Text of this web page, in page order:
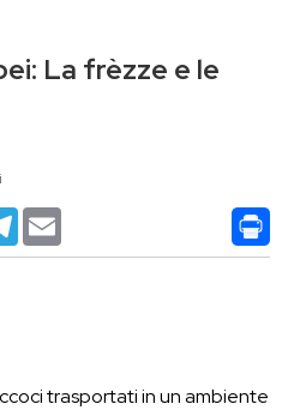
La frèzze e le
Telegram
trasportati in un ambiente